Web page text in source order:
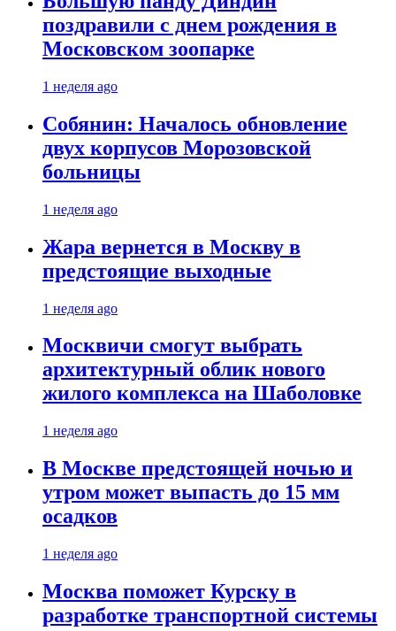
поздравили с днем рождения в
Московском зоопарке
1 неделя ago
Собянин: Началось обновление
двух корпусов Морозовской
больницы
1 неделя ago
Жара вернется в Москву в
предстоящие выходные
1 неделя ago
Москвичи смогут выбрать
архитектурный облик нового
жилого комплекса на Шаболовке
1 неделя ago
В Москве предстоящей ночью и
утром может выпасть до 15 мм
осадков
1 неделя ago
Москва поможет Курску в
разработке транспортной системы